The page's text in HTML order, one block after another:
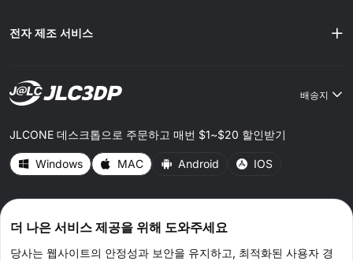
전자 제조 서비스
배송지
JLCONE 데스크톱으로 주문하고 매번 $1~$20 할인받기
Windows MAC Android IOS
더 나은 서비스 제공을 위해 도와주세요
당사는 웹사이트의 안정성과 보안을 유지하고, 최적화된 사용자 경